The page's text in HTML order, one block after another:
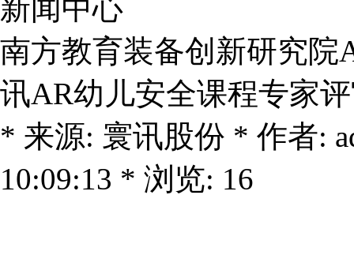
新闻中心
南方教育装备创新研究院
讯AR幼儿安全课程专家
* 来源: 寰讯股份 * 作者:
10:09:13 * 浏览: 16